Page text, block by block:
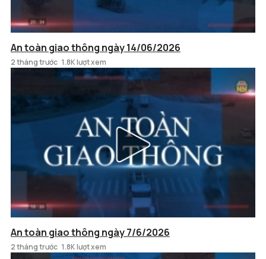
An toàn giao thông ngày 14/06/2026
2 tháng trước 1.8K lượt xem
An toàn giao thông ngày 7/6/2026
2 tháng trước 1.8K lượt xem